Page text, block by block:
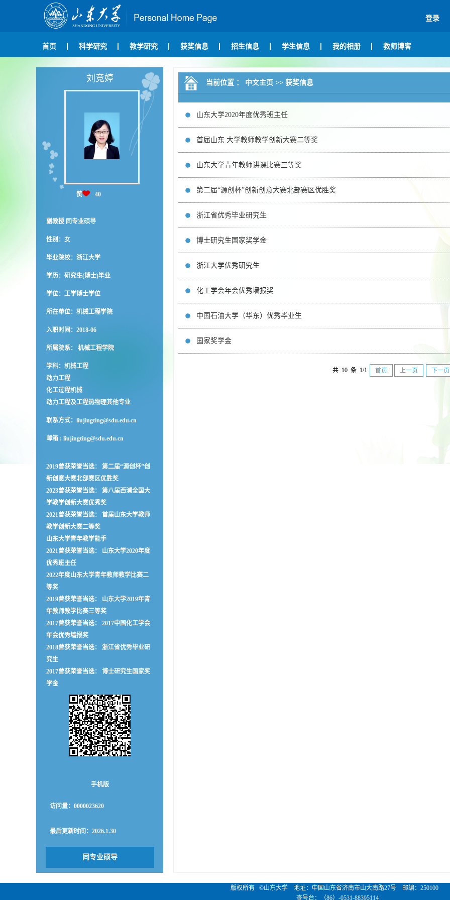
登录
首页 科学研究 教学研究 获奖信息 招生信息 学生信息 我的相册 教师博客
刘竞婷
赞 40
副教授 同专业硕导
性别：女
毕业院校：浙江大学
学历：研究生(博士)毕业
学位：工学博士学位
所在单位：机械工程学院
入职时间：2018-06
所属院系： 机械工程学院
学科：机械工程
动力工程
化工过程机械
动力工程及工程热物理其他专业
联系方式： liujingting@sdu.edu.cn
邮箱 : liujingting@sdu.edu.cn
2019曾获荣誉当选： 第二届“源创杯”创
新创意大赛北部赛区优胜奖
2023曾获荣誉当选： 第八届西浦全国大
学教学创新大赛优秀奖
2021曾获荣誉当选： 首届山东大学教师
教学创新大赛二等奖
山东大学青年教学能手
2021曾获荣誉当选： 山东大学2020年度
优秀班主任
2022年度山东大学青年教师教学比赛二
等奖
2019曾获荣誉当选： 山东大学2019年青
年教师教学比赛三等奖
2017曾获荣誉当选： 2017中国化工学会
年会优秀墙报奖
2018曾获荣誉当选： 浙江省优秀毕业研
究生
2017曾获荣誉当选： 博士研究生国家奖
学金
手机版
访问量： 0000023620
最后更新时间： 2026.1.30
同专业硕导
当前位置 ： 中文主页 >> 获奖信息
山东大学2020年度优秀班主任
首届山东 大学教师教学创新大赛二等奖
山东大学青年教师讲课比赛三等奖
第二届“源创杯”创新创意大赛北部赛区优胜奖
浙江省优秀毕业研究生
博士研究生国家奖学金
浙江大学优秀研究生
化工学会年会优秀墙报奖
中国石油大学（华东）优秀毕业生
国家奖学金
共 10 条 1/1 首页 上一页 下一页
版权所有 ©山东大学 地址：中国山东省济南市山大南路27号 邮编：250100
查号台：（86）-0531-88395114